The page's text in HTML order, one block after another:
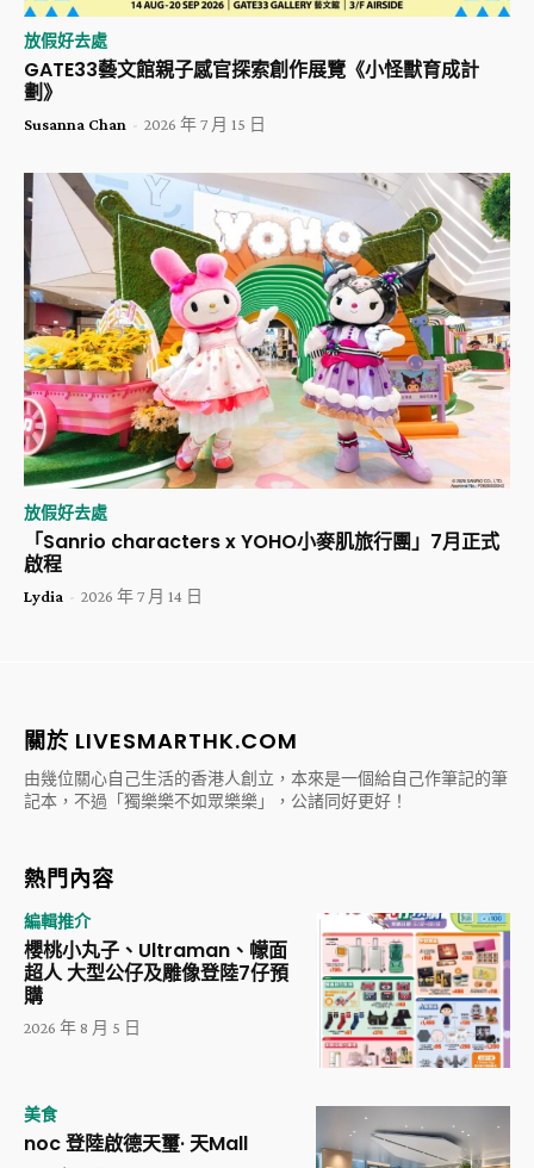
放假好去處
GATE33藝文館親子感官探索創作展覽《小怪獸育成計
劃》
Susanna Chan - 2026 年 7 月 15 日
放假好去處
「Sanrio characters x YOHO小麥肌旅行團」7月正式
啟程
Lydia - 2026 年 7 月 14 日
關於 LIVESMARTHK.COM
由幾位關心自己生活的香港人創立，本來是一個給自己作筆記的筆
記本，不過「獨樂樂不如眾樂樂」，公諸同好更好！
熱門內容
編輯推介
櫻桃小丸子、Ultraman、幪面
超人 大型公仔及雕像登陸7仔預
購
2026 年 8 月 5 日
美食
noc 登陸啟德天璽· 天Mall